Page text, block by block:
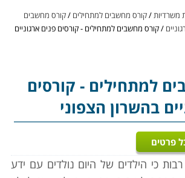
משרדיות/קורס מחשבים למתחילים /קורס מחשבים
/קורס מחשבים למתחילים - קורסים פנים ארגוניים
למתחילים - קורסים
בהשרון הצפוני
פרטים
כי הילדים של היום נולדים עם ידע